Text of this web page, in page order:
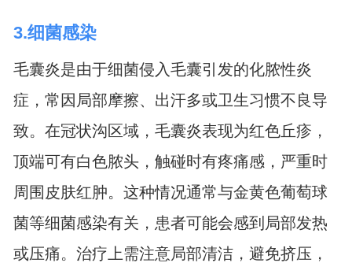
3.细菌感染
毛囊炎是由于细菌侵入毛囊引发的化脓性炎
症，常因局部摩擦、出汗多或卫生习惯不良导
致。在冠状沟区域，毛囊炎表现为红色丘疹，
顶端可有白色脓头，触碰时有疼痛感，严重时
周围皮肤红肿。这种情况通常与金黄色葡萄球
菌等细菌感染有关，患者可能会感到局部发热
或压痛。治疗上需注意局部清洁，避免挤压，